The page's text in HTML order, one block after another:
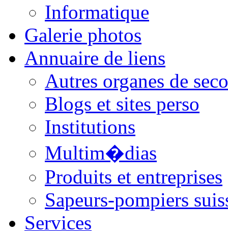
Informatique
Galerie photos
Annuaire de liens
Autres organes de
Blogs et sites perso
Institutions
Multim�dias
Produits et entreprises
Sapeurs-pompiers
Services